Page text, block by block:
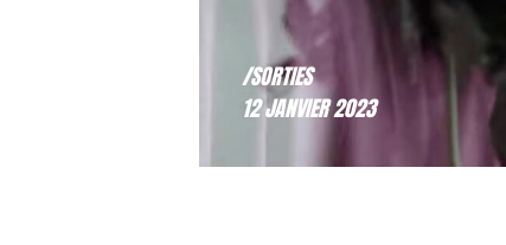
/SORTIES
12 JANVIER 2023